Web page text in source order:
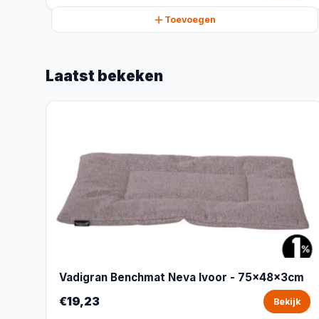
Toevoegen
Laatst bekeken
Vadigran Benchmat Neva Ivoor - 75x48x3cm
€19,23 Bekijk